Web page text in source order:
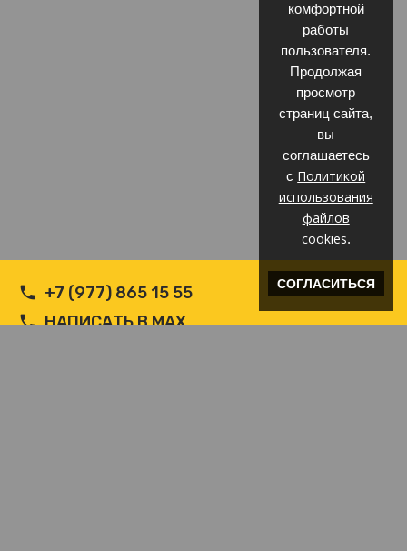
+7 (977) 865 15 55
НАПИСАТЬ В MAX
комфортной
работы
пользователя.
Продолжая
просмотр
страниц сайта,
вы
соглашаетесь
с Политикой
использования
файлов
cookies.
СОГЛАСИТЬСЯ